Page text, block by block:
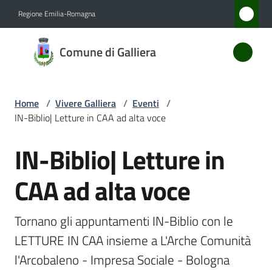
Regione Emilia-Romagna
Comune di Galliera
Comune
di
Novità
Servizi
Vivere
Galliera
Menu selezionato
Home / Vivere Galliera / Eventi /
IN-Biblio| Letture in CAA ad alta voce
Salta al contenuto
IN-Biblio| Letture in
CAA ad alta voce
Tornano gli appuntamenti IN-Biblio con le
LETTURE IN CAA insieme a L'Arche Comunità
l'Arcobaleno - Impresa Sociale - Bologna